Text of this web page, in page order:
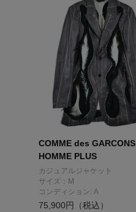
COMME des GARCONS
HOMME PLUS
カジュアルジャケット
サイズ：M
コンディション: A
75,900円（税込）